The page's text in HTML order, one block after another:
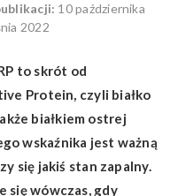
10 października
2022
to skrót od
Protein, czyli białko
białkiem ostrej
wskaźnika jest ważną
się jakiś stan zapalny.
się wówczas, gdy